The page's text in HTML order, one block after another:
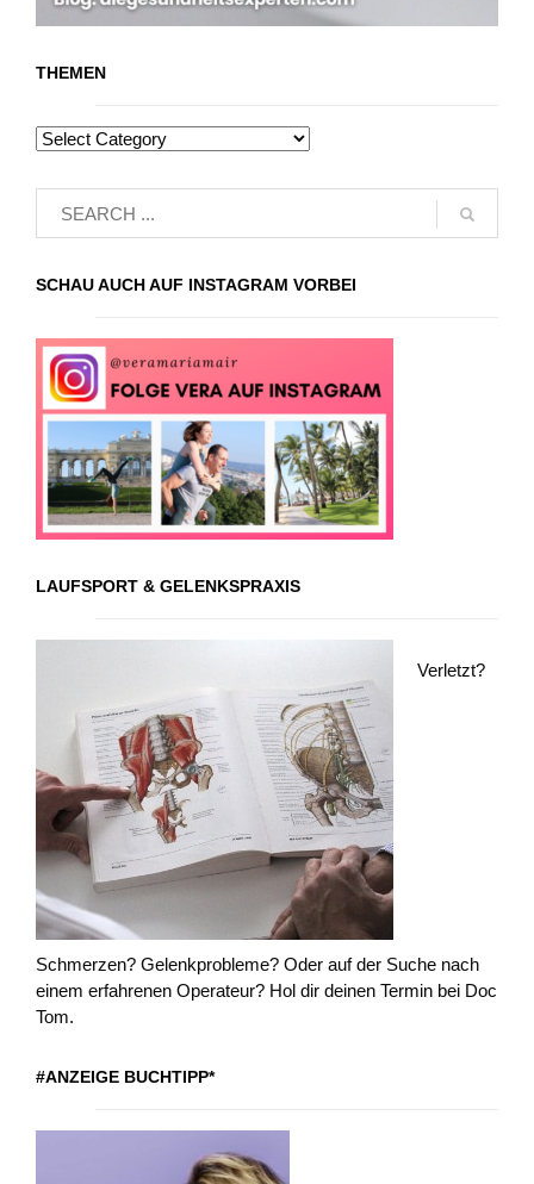
THEMEN
SCHAU AUCH AUF INSTAGRAM VORBEI
LAUFSPORT & GELENKSPRAXIS
Verletzt?
Schmerzen? Gelenkprobleme? Oder auf der Suche nach
einem erfahrenen Operateur? Hol dir deinen Termin bei Doc
Tom.
#ANZEIGE BUCHTIPP*